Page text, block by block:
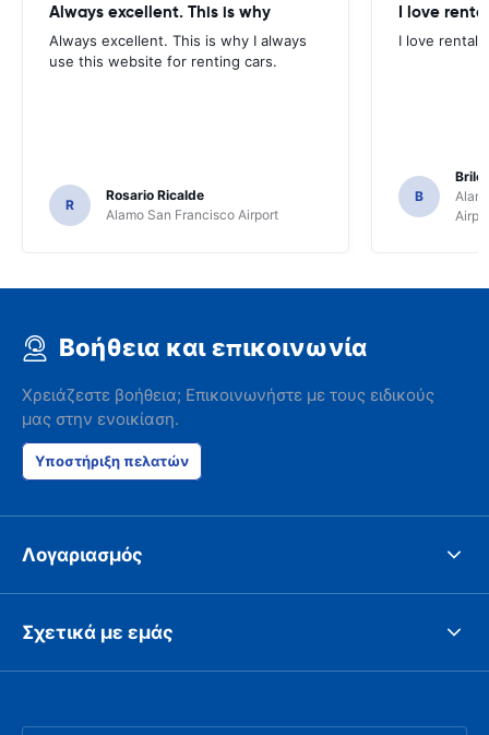
Always excellent. This is why
Always excellent. This is why I always
use this website for renting cars.
R
Rosario Ricalde
Alamo San Francisco Airport
I love
I love rental
B
Βοήθεια και επικοινωνία
Χρειάζεστε βοήθεια; Επικοινωνήστε με τους ειδικούς
μας στην ενοικίαση.
Υποστήριξη πελατών
Λογαριασμός
Σχετικά με εμάς